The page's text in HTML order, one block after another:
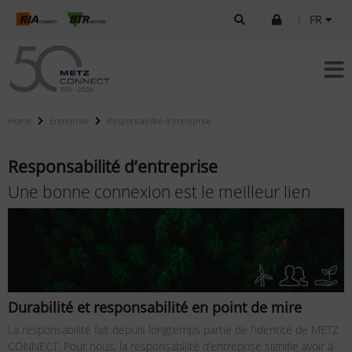
FR
Home Entreprise Responsabilité d’entreprise
Responsabilité d’entreprise
Une bonne connexion est le meilleur lien
Durabilité et responsabilité en point de mire
La responsabilité fait depuis longtemps partie de l’identité de METZ
CONNECT. Pour nous, la responsabilité d’entreprise signifie avoir à